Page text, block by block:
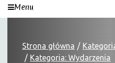
Menu
Strona główna
Kategoria: Wydarzenia